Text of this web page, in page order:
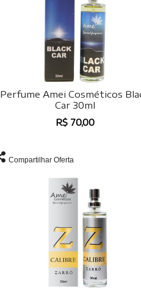
Perfume Amei Cosméticos
Car 30ml
R$ 70,00
Compartilhar Oferta